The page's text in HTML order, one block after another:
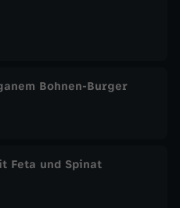
Bohnen-Burger
Feta und Spinat